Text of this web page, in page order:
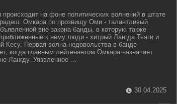
происходит на фоне политических волнений в штате
Омкара по прозвищу Оми - талантливый
вне закона банды, в которую также
к нему люди - хитрый Лангда Тьяги и
Кесу. Первая волна недовольства в банде
когда главным лейтенантом Омкара назначает
Лангду. Уязвленное ...
30.04.2025